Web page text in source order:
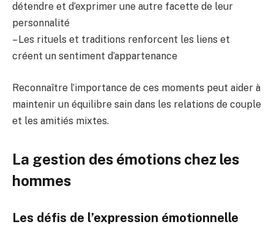
détendre et d’exprimer une autre facette de leur
personnalité
– Les rituels et traditions renforcent les liens et
créent un sentiment d’appartenance
Reconnaître l’importance de ces moments peut aider à
maintenir un équilibre sain dans les relations de couple
et les amitiés mixtes.
La gestion des émotions chez les
hommes
Les défis de l’expression émotionnelle